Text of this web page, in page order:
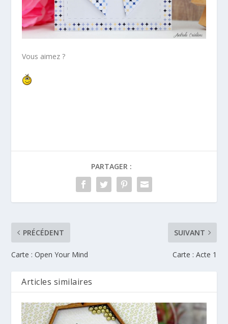
Vous aimez ?
PARTAGER :
PRÉCÉDENT
Carte : Open Your Mind
SUIVANT
Carte : Acte 1
Articles similaires